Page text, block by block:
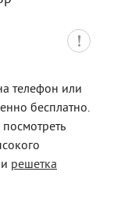
телефон или
бесплатно.
и решетка